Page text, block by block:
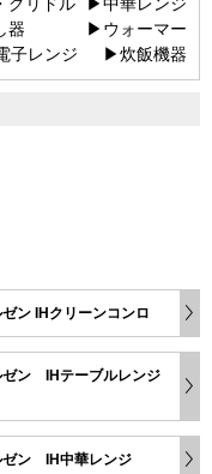
器
▶ウォーマー
子レンジ ▶炊飯機器
ゼン IHクリーンコンロ
ゼン IHテーブルレンジ
ゼン IH中華レンジ